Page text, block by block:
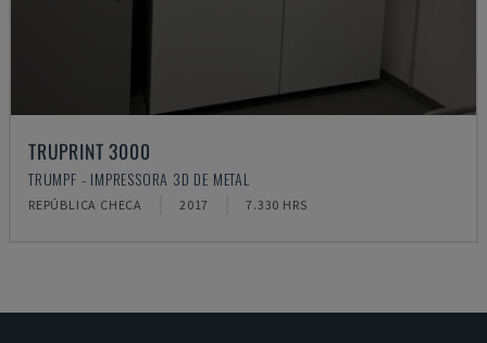
TRUPRINT 3000
TRUMPF - IMPRESSORA 3D DE METAL
REPÚBLICA CHECA 2017 7.330 HRS